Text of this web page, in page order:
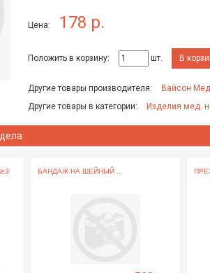
Цена: 178 р.
Положить в корзину: шт. В
Другие товары производителя:
Вайсон
Другие товары в категории:
Изделия мед.
БАНДАЖ НА ШЕЙНЫЙ ...